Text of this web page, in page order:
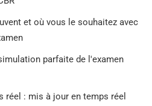
et où vous le souhaitez avec
parfaite de l'examen
réel : mis à jour en temps réel